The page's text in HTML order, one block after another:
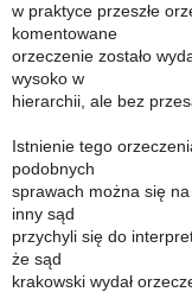
w praktyce przeszłe
komentowane
orzeczenie zostało
wysoko w
hierarchii, ale bez
Istnienie tego
podobnych
sprawach można się
inny sąd
przychyli się do
że sąd
krakowski wydał